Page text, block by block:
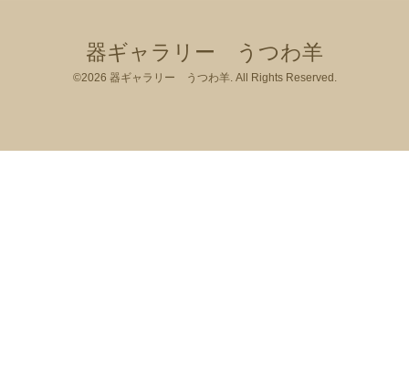
器ギャラリー うつわ羊
©2026 器ギャラリー うつわ羊. All Rights Reserved.